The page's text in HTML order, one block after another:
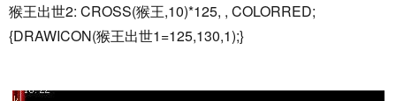
猴王出世2: CROSS(猴王,10)*125, , COLORRED;
{DRAWICON(猴王出世1=125,130,1);}